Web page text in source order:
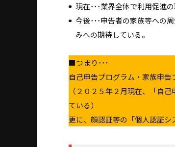
現在･･･業界全体で利用促進
今後･･･申告者の家族等への
みへの期待している。
■つまり･･･
自己申告プログラム・家族申告
（２０２５年２月現在、「自
ている）
更に、顔認証等の「個人認証シ